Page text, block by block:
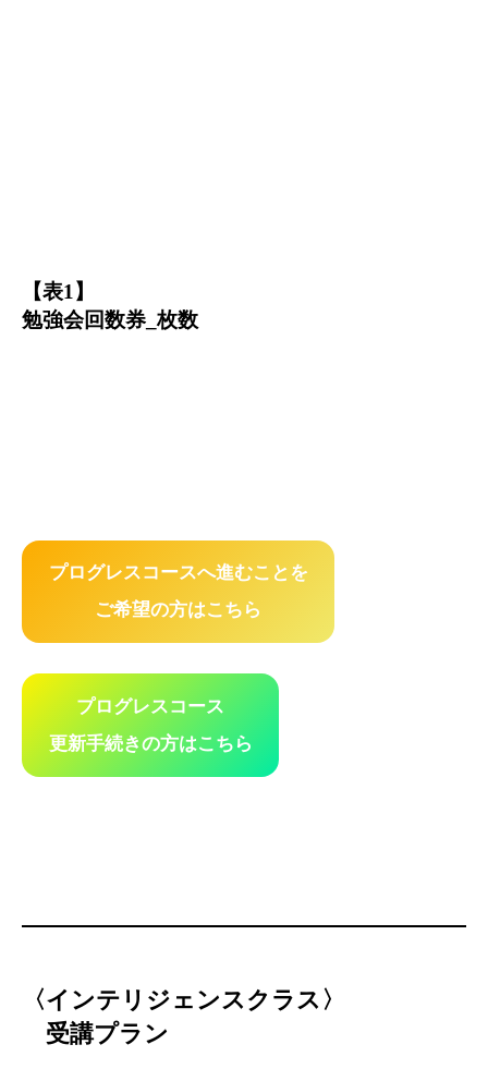
【表1】
勉強会回数券_枚数
プログレスコースへ進むことを
ご希望の方はこちら
プログレスコース
更新手続きの方はこちら
〈インテリジェンスクラス〉
受講プラン